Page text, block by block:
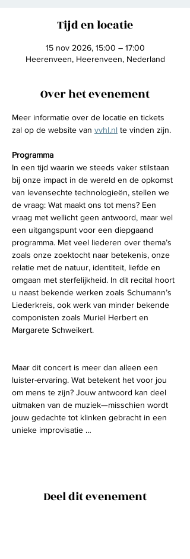
Tijd en locatie
15 nov 2026, 15:00 – 17:00
Heerenveen, Heerenveen, Nederland
Over het evenement
Meer informatie over de locatie en tickets
zal op de website van vvhl.nl te vinden zijn.
Programma
In een tijd waarin we steeds vaker stilstaan
bij onze impact in de wereld en de opkomst
van levensechte technologieën, stellen we
de vraag: Wat maakt ons tot mens? Een
vraag met wellicht geen antwoord, maar wel
een uitgangspunt voor een diepgaand
programma. Met veel liederen over thema’s
zoals onze zoektocht naar betekenis, onze
relatie met de natuur, identiteit, liefde en
omgaan met sterfelijkheid. In dit recital hoort
u naast bekende werken zoals Schumann’s
Liederkreis, ook werk van minder bekende
componisten zoals Muriel Herbert en
Margarete Schweikert.
Maar dit concert is meer dan alleen een
luister-ervaring. Wat betekent het voor jou
om mens te zijn? Jouw antwoord kan deel
uitmaken van de muziek—misschien wordt
jouw gedachte tot klinken gebracht in een
unieke improvisatie …
Deel dit evenement